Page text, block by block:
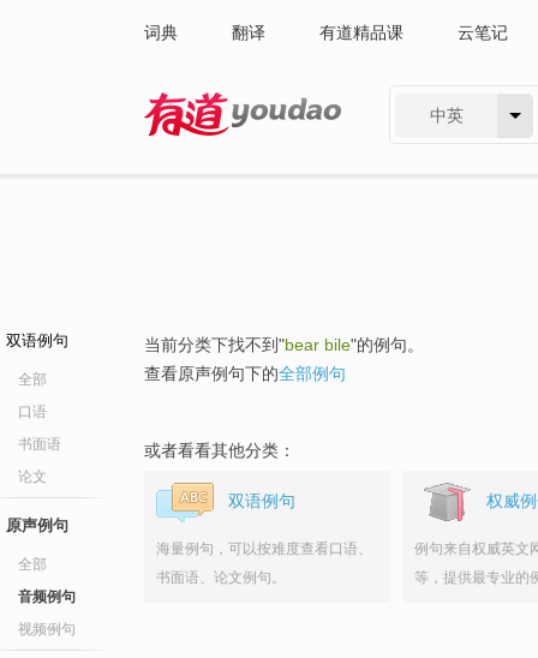
词典 翻译 有道精品课 云笔记
中英
双语例句
全部
口语
书面语
论文
原声例句
全部
音频例句
视频例句
当前分类下找不到"bear bile"的例句。
查看原声例句下的全部例句
或者看看其他分类：
双语例句
海量例句，可以按难度查看口语、
书面语、论文例句。
权威
例句来自权威英文
等，提供最专业的